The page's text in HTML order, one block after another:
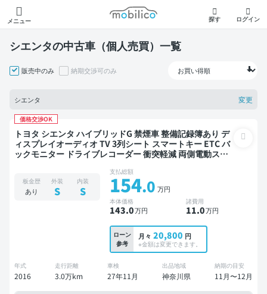
メニュー
モビリコ
探す ログイン
シエンタの中古車（個人売買）一覧
販売中のみ 納期交渉可のみ
シエンタ 変更
価格交渉OK
トヨタ シエンタ ハイブリッドG 禁煙車 整備記録簿あり デ
ィスプレイオーディオ TV 3列シート スマートキー ETC バ
ックモニター ドライブレコーダー 衝突軽減 両側電動スラ
板金歴
あり
外装
S
内装
S
支払総額
154.0 万円
本体価格
143.0万円
諸費用
11.0万円
ローン
参考
月々 20,800 円
※金額は変更できます。
年式
2016
走行距離
3.0万km
車検
27年11月
出品地域
神奈川県
納期の目安
11月〜12月